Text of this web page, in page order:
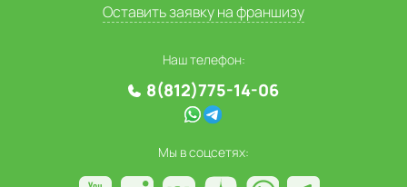
Оставить заявку на франшизу
Наш телефон:
8(812)775-14-06
Мы в соцсетях: